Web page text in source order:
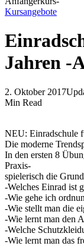
Kursangebote
Jahren -
2. Oktober 2017
Min Read
NEU: Einradschule
Die moderne
In den ersten 8
Praxis-
spielerisch die
-Welches Einrad ist
-Wie gehe ich
-Wie stellt man die
-Wie lernt man den
-Welche
-Wie lernt man das